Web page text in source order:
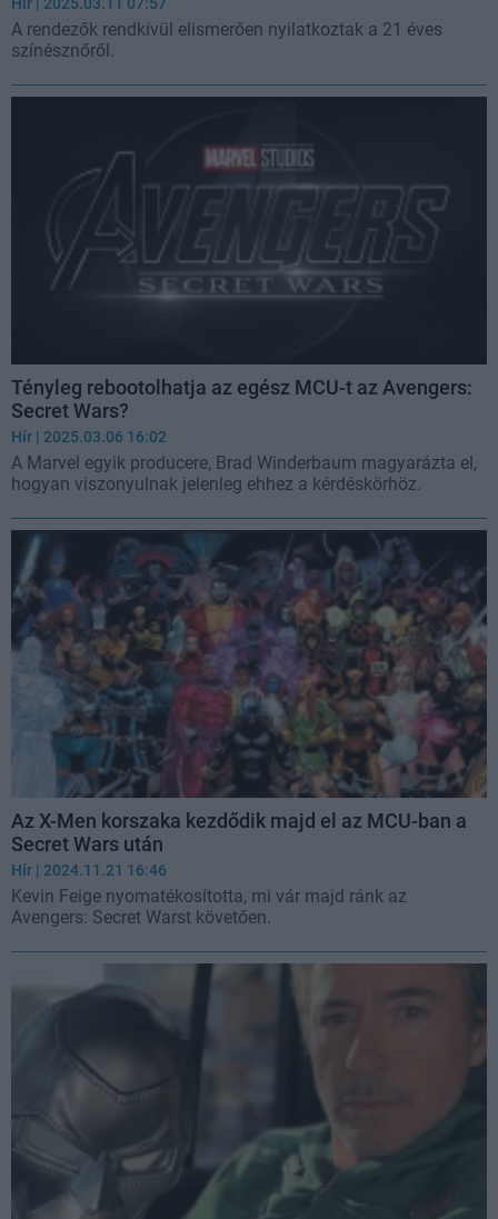
A rendezők rendkívül elismerően nyilatkoztak a 21 éves
színésznőről.
Tényleg rebootolhatja az egész MCU-t az Avengers:
Secret Wars?
Hír | 2025.03.06 16:02
A Marvel egyik producere, Brad Winderbaum magyarázta el,
hogyan viszonyulnak jelenleg ehhez a kérdéskörhöz.
Az X-Men korszaka kezdődik majd el az MCU-ban a
Secret Wars után
Hír | 2024.11.21 16:46
Kevin Feige nyomatékosította, mi vár majd ránk az
Avengers: Secret Warst követően.